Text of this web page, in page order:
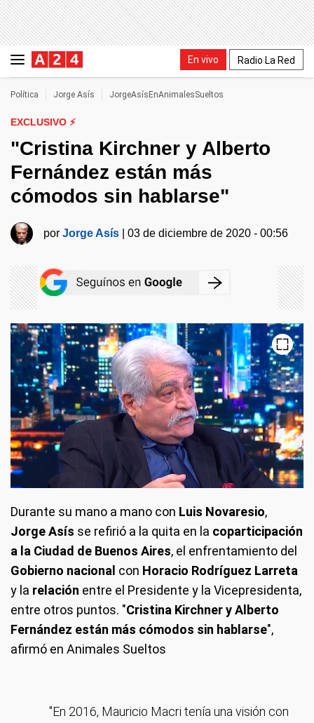
En vivo Radio La Red
Política Jorge Asís JorgeAsísEnAnimalesSueltos
EXCLUSIVO ⚡
"Cristina Kirchner y Alberto
Fernández están más
cómodos sin hablarse"
porJorge Asís |03 de diciembre de 2020 - 00:56
Durante su mano a mano con Luis Novaresio,
Jorge Asís se refirió a la quita en la coparticipación
a la Ciudad de Buenos Aires, el enfrentamiento del
Gobierno nacional con Horacio Rodríguez Larreta
y la relación entre el Presidente y la Vicepresidenta,
entre otros puntos. "Cristina Kirchner y Alberto
Fernández están más cómodos sin hablarse",
afirmó en Animales Sueltos
"En 2016, Mauricio Macri tenía una visión con